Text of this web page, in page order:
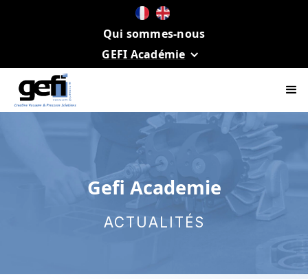
Qui sommes-nous
GEFI Académie
Gefi Academie
ACTUALITÉS